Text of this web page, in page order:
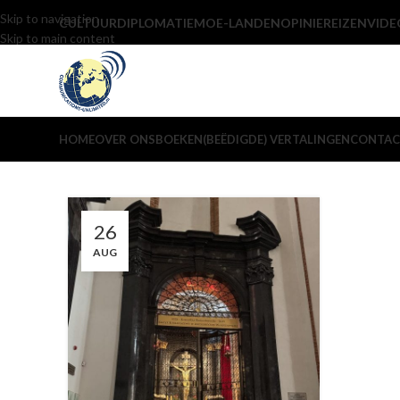
Skip to navigation
Skip to main content
CULTUURDIPLOMATIEMOE-LANDENOPINIEREIZEN
HOMEOVER ONSBOEKEN(BEËDIGDE) VERTALINGEN
26
AUG